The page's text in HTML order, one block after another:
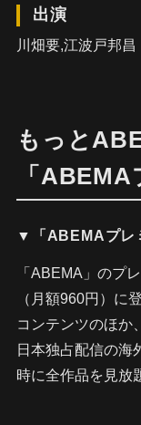
出演
川畑要,江波戸邦昌
もっと
「ABEMA
▼「ABEMAプレ
「ABEMA」のプ
（月額960円）に
コンテンツのほか
日本独占配信の海
時に全作品を見放